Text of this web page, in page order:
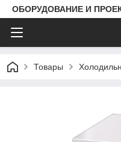
ОБОРУДОВАНИЕ И
Товары